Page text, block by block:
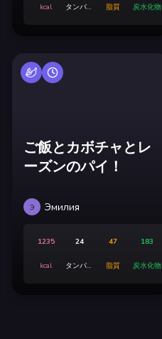
kcal
タンパク
脂質 炭水化物
ご飯とカボチャとレ
ーズンのパイ！
Э Эмилия
1235
kcal
24
タンパク
47
脂質
183
炭水化物